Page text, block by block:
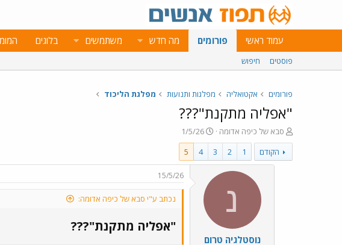
עמוד ראשי פורומים מה חדש משתמשים בלוגים
פוסטים חיפוש
פורומים אקטואליה מפלגות ותנועות מפלגת הליכוד
"אפליה מתקנת"???
פ
ו
ת
ח
סבא של כיפה אדומה
פ
ו
ר
ס
ת
א
1/5/26
הקודם
1
2
3
4
5
נ
נוסטלגיה טרום
15/5/26
נכתב ע"י סבא של כיפה אדומה:
"אפליה מתקנת"???​